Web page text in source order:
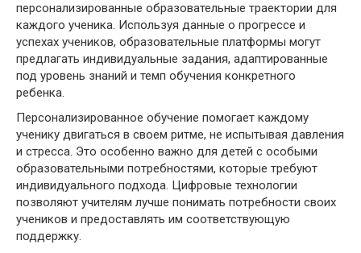
персонализированные образовательные траектории для
каждого ученика. Используя данные о прогрессе и
успехах учеников, образовательные платформы могут
предлагать индивидуальные задания, адаптированные
под уровень знаний и темп обучения конкретного
ребенка.
Персонализированное обучение помогает каждому
ученику двигаться в своем ритме, не испытывая давления
и стресса. Это особенно важно для детей с особыми
образовательными потребностями, которые требуют
индивидуального подхода. Цифровые технологии
позволяют учителям лучше понимать потребности своих
учеников и предоставлять им соответствующую
поддержку.